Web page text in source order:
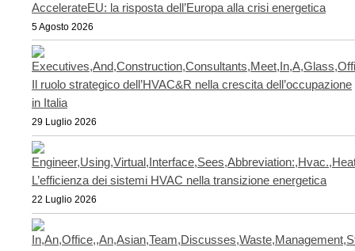
AccelerateEU: la risposta dell’Europa alla crisi energetica
5 Agosto 2026
Il ruolo strategico dell’HVAC&R nella crescita dell’occupazione
in Italia
29 Luglio 2026
L’efficienza dei sistemi HVAC nella transizione energetica
22 Luglio 2026